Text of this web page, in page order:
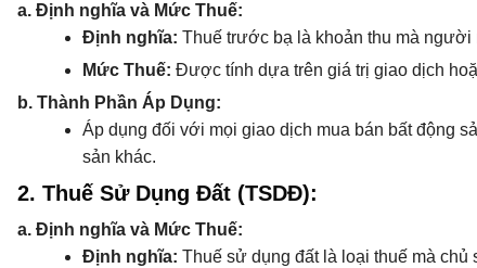
a. Định nghĩa và Mức Thuế:
Định nghĩa: Thuế trước bạ là khoản thu mà
Mức Thuế: Được tính dựa trên giá trị giao dịch
b. Thành Phần Áp Dụng:
Áp dụng đối với mọi giao dịch mua bán bất động
sản khác.
2. Thuế Sử Dụng Đất (TSDĐ):
a. Định nghĩa và Mức Thuế:
Định nghĩa: Thuế sử dụng đất là loại thuế mà